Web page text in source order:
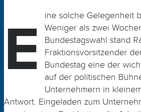
E
ine solche Gelegenheit
Weniger als zwei
Bundestagswahl stand
Fraktionsvorsitzender
Bundestag eine der
auf der politischen
Unternehmern in
Antwort. Eingeladen zum